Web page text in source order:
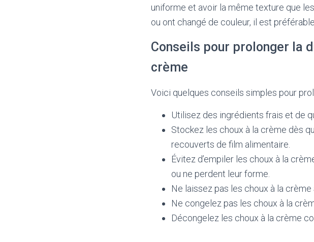
uniforme et avoir la même texture que
ou ont changé de couleur, il est
Conseils pour prolonger la
crème
Voici quelques conseils simples pour
Utilisez des ingrédients frais et de
Stockez les choux à la crème dès
recouverts de film alimentaire.
Évitez d’empiler les choux à la
ou ne perdent leur forme.
Ne laissez pas les choux à la
Ne congelez pas les choux à la
Décongelez les choux à la crème